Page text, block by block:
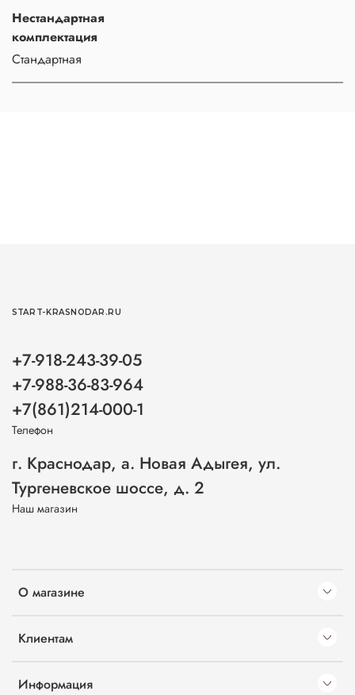
Нестандартная
комплектация
Стандартная
О магазине
Клиентам
Информация
START-KRASNODAR.RU
+7-918-243-39-05
+7-988-36-83-964
+7(861)214-000-1
Телефон
г. Краснодар, а. Новая Адыгея, ул.
Тургеневское шоссе, д. 2
Наш магазин